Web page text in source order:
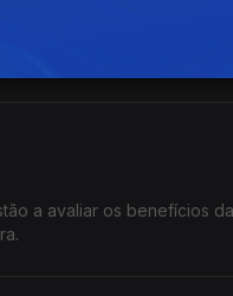
em Braga, um
a avaliar os benefícios